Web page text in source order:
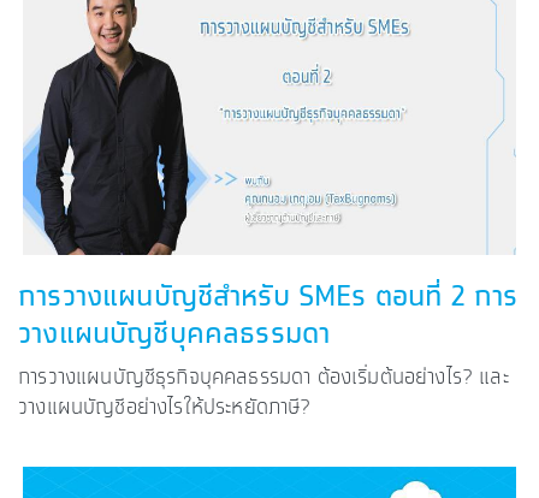
การวางแผนบัญชีสำหรับ SMEs ตอนที่ 2 การ
วางแผนบัญชีบุคคลธรรมดา
การวางแผนบัญชีธุรกิจบุคคลธรรมดา ต้องเริ่มต้นอย่างไร? และ
วางแผนบัญชีอย่างไรให้ประหยัดภาษี?